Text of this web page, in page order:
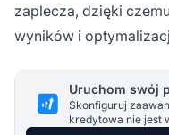
zaplecza, dzięki
wyników i
Uruchom swój
Skonfiguruj
kredytowa nie jest